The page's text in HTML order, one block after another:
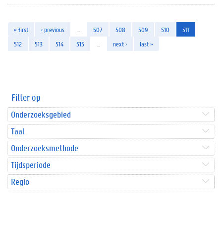
« first ‹ previous 507 508 509 510
511
512
513 514 515 next › last »
Filter op
Onderzoeksgebied
Taal
Onderzoeksmethode
Tijdsperiode
Regio